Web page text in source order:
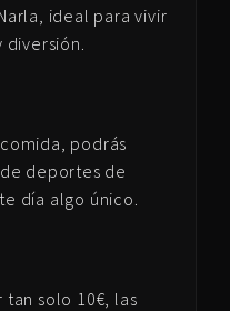
ideal para vivir
podrás
deportes de
día algo único.
solo 10€, las